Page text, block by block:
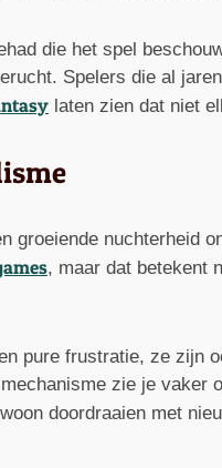
die het spel
Spelers die al
laten zien dat niet
groeiende nuchterheid
, maar dat betekent
pure frustratie, ze
zie je
doordraaien met